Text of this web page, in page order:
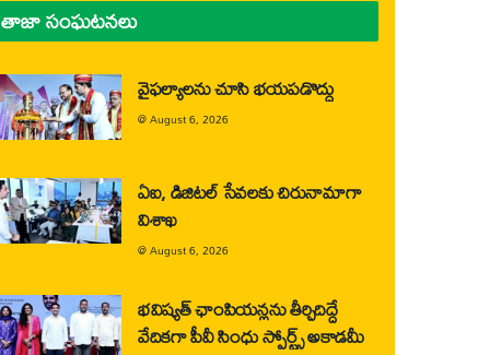
తాజా సంఘటనలు
వైఫల్యాలను చూసి భయపడొద్దు
@August 6, 2026
ఏఐ, డిజిటల్ సేవలకు చిరునామాగా
విశాఖ
@August 6, 2026
భవిష్యత్ ఛాంపియన్లను తీర్చిదిద్దే
వేదికగా పీవీ సింధు స్పోర్ట్స్ అకాడమీ